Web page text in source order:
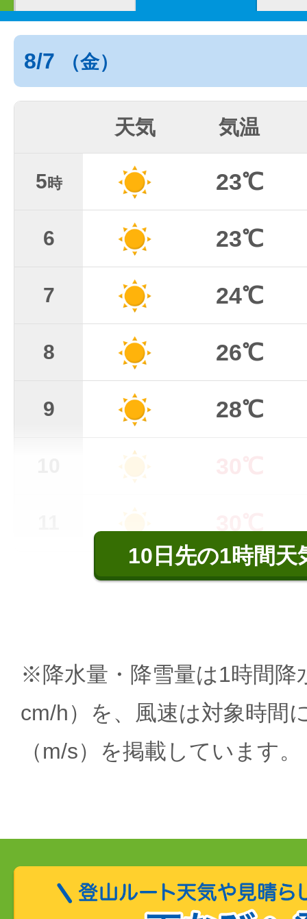
8/7 （金）
天気 気温
5時 23℃
6 23℃
7 24℃
8 26℃
9 28℃
10日先の1時間天
※降水量・降雪量は1時間降
cm/h）を、風速は対象時間
（m/s）を掲載しています。